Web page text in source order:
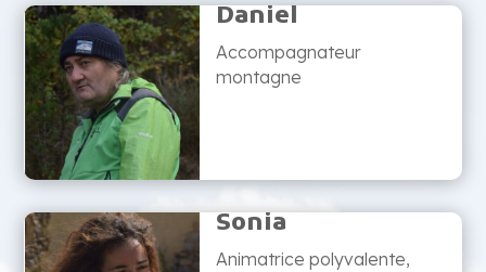
Daniel
Accompagnateur
montagne
Sonia
Animatrice polyvalente,